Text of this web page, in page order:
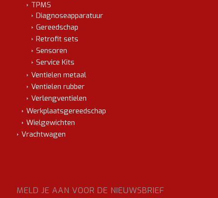
TPMS
Diagnoseapparatuur
Gereedschap
Retrofit sets
Sensoren
Service Kits
Ventielen metaal
Ventielen rubber
Verlengventielen
Werkplaatsgereedschap
Wielgewichten
Vrachtwagen
MELD JE AAN VOOR DE NIEUWSBRIEF